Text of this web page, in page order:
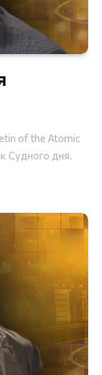
of the Atomic
Судного дня.